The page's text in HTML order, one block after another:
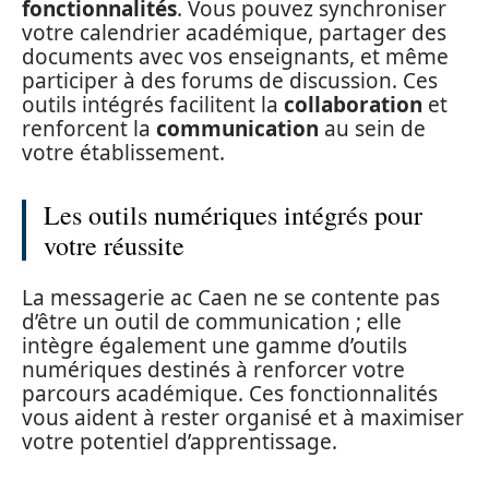
fonctionnalités. Vous pouvez synchroniser
votre calendrier académique, partager des
documents avec vos enseignants, et même
participer à des forums de discussion. Ces
outils intégrés facilitent la collaboration et
renforcent la communication au sein de
votre établissement.
Les outils numériques intégrés pour
votre réussite
La messagerie ac Caen ne se contente pas
d’être un outil de communication ; elle
intègre également une gamme d’outils
numériques destinés à renforcer votre
parcours académique. Ces fonctionnalités
vous aident à rester organisé et à maximiser
votre potentiel d’apprentissage.